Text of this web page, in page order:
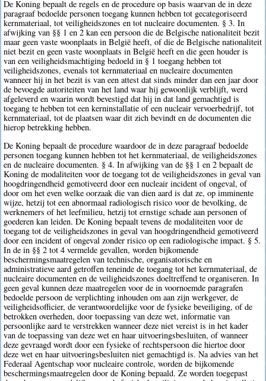
De Koning bepaalt de regels en de procedure op basis waarvan de in deze
paragraaf bedoelde personen toegang kunnen hebben tot gecategoriseerd
kernmateriaal, tot veiligheidszones en tot nucleaire documenten. § 3. In
afwijking van §§ 1 en 2 kan een persoon die de Belgische nationaliteit bezit
maar geen vaste woonplaats in België heeft, of die de Belgische nationaliteit
niet bezit en geen vaste woonplaats in België heeft en die geen houder is
van een veiligheidsmachtiging bedoeld in § 1 toegang hebben tot
veiligheidszones, evenals tot kernmateriaal en nucleaire documenten
wanneer hij in het bezit is van een attest dat sinds minder dan een jaar door
de bevoegde autoriteiten van het land waar hij gewoonlijk verblijft, werd
afgeleverd en waarin wordt bevestigd dat hij in dat land gemachtigd is
toegang te hebben tot een kerninstallatie of een nucleair vervoerbedrijf, tot
kernmateriaal, tot de plaatsen waar dit zich bevindt en de documenten die
hierop betrekking hebben.
De Koning bepaalt de procedure waardoor de in deze paragraaf bedoelde
personen toegang kunnen hebben tot het kernmateriaal, de veiligheidszones
en de nucleaire documenten. § 4. In afwijking van de §§ 1 en 2 bepaalt de
Koning de modaliteiten voor de toegang tot de veiligheidszones in geval van
hoogdringendheid gemotiveerd door een nucleair incident of ongeval, of
door om het even welke oorzaak die van dien aard is dat ze, op imminente
wijze, hetzij tot een abnormaal radiologisch risico voor de bevolking, de
werknemers of het leefmilieu, hetzij tot ernstige schade aan personen of
goederen kan leiden. De Koning bepaalt tevens de modaliteiten voor de
toegang tot de veiligheidszones in geval van hoogdringendheid gemotiveerd
door een incident of ongeval zonder risico op een radiologische impact. § 5.
In de in §§ 2 tot 4 vermelde gevallen, worden bijkomende
beschermingsmaatregelen van technische, organisatorische en
administratieve aard getroffen teneinde de toegang tot het kernmateriaal, de
nucleaire documenten en de veiligheidszones doeltreffend te organiseren. In
geen geval kunnen deze maatregelen voor de in voornoemde paragrafen
bedoelde persoon de verplichting inhouden om aan zijn werkgever, de
veiligheidsofficier, de verantwoordelijke voor de fysieke beveiliging, of de
betrokken overheden, door toepassing van deze wet, informatie van
persoonlijke aard te verstrekken wanneer deze niet vereist is in het kader
van de toepassing van deze wet en haar uitvoeringsbesluiten, of wanneer
deze gevraagd wordt door een fysieke of rechtspersoon die hiertoe door
deze wet en haar uitvoeringsbesluiten niet gemachtigd is. Na advies van het
Federaal Agentschap voor nucleaire controle, worden de bijkomende
beschermingsmaatregelen door de Koning bepaald. Ze worden toegepast